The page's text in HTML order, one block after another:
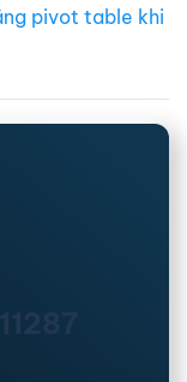
pivot table khi